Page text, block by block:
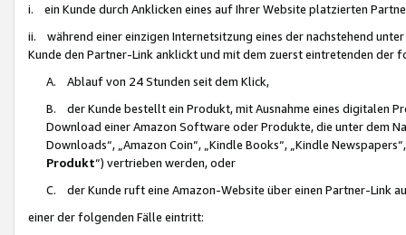
i. ein Kunde durch Anklicken eines auf Ihrer Website platzierten
ii. während einer einzigen Internetsitzung eines der nachstehend
Kunde den Partner-Link anklickt und mit dem zuerst eintretenden der
A. Ablauf von 24 Stunden seit dem Klick,
B. der Kunde bestellt ein Produkt, mit Ausnahme eines digitalen
Download einer Amazon Software oder Produkte, die unter dem
Downloads“, „Amazon Coin“, „Kindle Books“, „Kindle
Produkt“) vertrieben werden, oder
C. der Kunde ruft eine Amazon-Website über einen Partner-Link
einer der folgenden Fälle eintritt: